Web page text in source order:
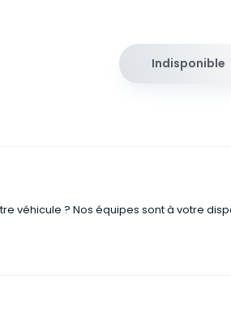
Indisponible
véhicule ? Nos équipes sont à votre